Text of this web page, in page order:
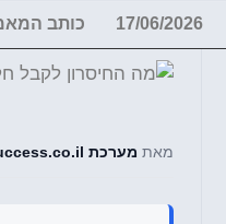
17/06/ כותב המאמר:Zeev
מאתמערכת bizsuccess.co.il